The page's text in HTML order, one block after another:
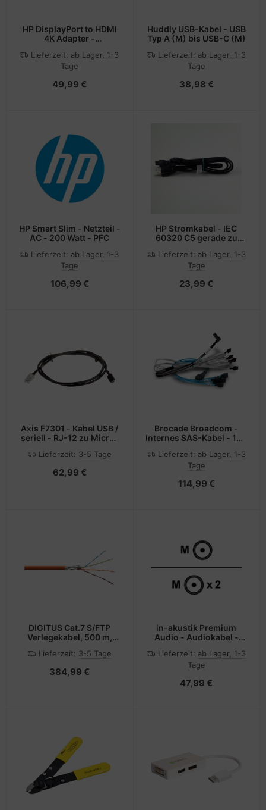
HP DisplayPort to HDMI
4K Adapter -
DisplayPort (M)
Lieferzeit: ab Lager, 1-3
Tage
49,99 €
Huddly USB-Kabel - USB
Typ A (M) bis USB-C (M)
Lieferzeit: ab Lager, 1-3
Tage
38,98 €
HP Smart Slim - Netzteil -
AC - 200 Watt - PFC
Lieferzeit: ab Lager, 1-3
Tage
106,99 €
HP Stromkabel - IEC
60320 C5 gerade zu
Lieferzeit: ab Lager, 1-3
Tage
23,99 €
Axis F7301 - Kabel USB /
seriell - RJ-12 zu Micro-
Lieferzeit: 3-5 Tage
62,99 €
Brocade Broadcom -
Internes SAS-Kabel - 1x8
Lieferzeit: ab Lager, 1-3
Tage
114,99 €
DIGITUS Cat.7 S/FTP
Verlegekabel, 500 m,
Lieferzeit: 3-5 Tage
384,99 €
in-akustik Premium
Audio - Audiokabel -
männlich
Lieferzeit: ab Lager, 1-3
Tage
47,99 €